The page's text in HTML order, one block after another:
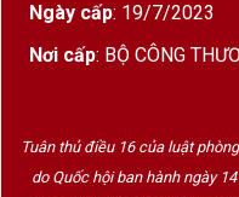
Ngày cấp: 19/7/2023
Nơi cấp: BỘ CÔNG
Tuân thủ điều 16 của luật
do Quốc hội ban hành ngày